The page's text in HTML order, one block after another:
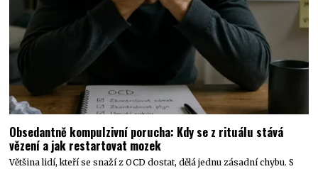
Obsedantně kompulzivní porucha: Kdy se z rituálu stává
vězení a jak restartovat mozek
Většina lidí, kteří se snaží z OCD dostat, dělá jednu zásadní chybu. S